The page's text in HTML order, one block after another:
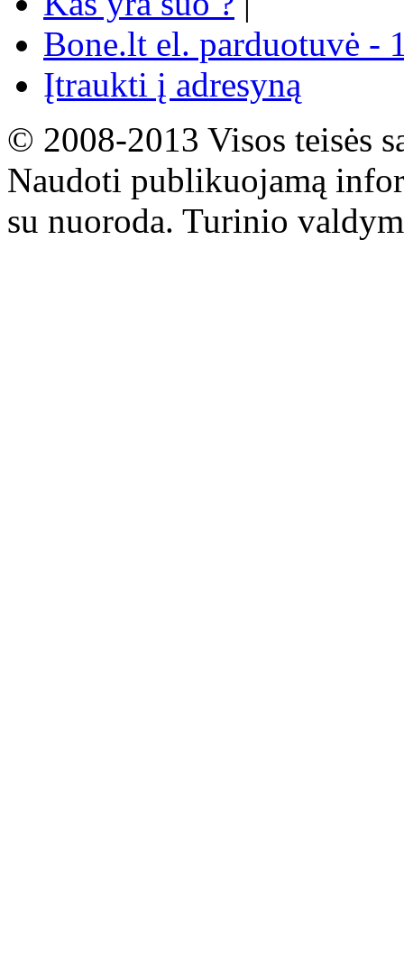
Bone.lt el. parduotuvė -
Įtraukti į adresyną
© 2008-2013 Visos teisės
Naudoti publikuojamą
su nuoroda. Turinio